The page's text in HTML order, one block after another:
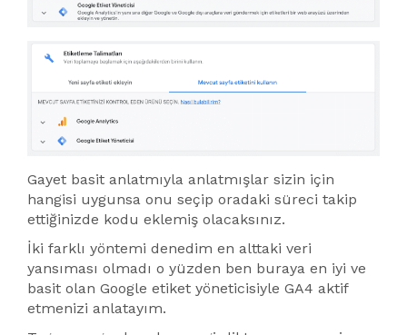
Gayet basit anlatmıyla anlatmışlar sizin için
hangisi uygunsa onu seçip oradaki süreci takip
ettiğinizde kodu eklemiş olacaksınız.
İki farklı yöntemi denedim en alttaki veri
yansıması olmadı o yüzden ben buraya en iyi ve
basit olan Google etiket yöneticisiyle GA4 aktif
etmenizi anlatayım.